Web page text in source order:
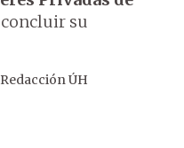
su
Redacción ÚH